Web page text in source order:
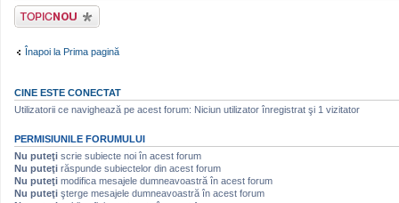
Scrie un subiect
nou
Înapoi la Prima pagină
CINE ESTE CONECTAT
Utilizatorii ce navighează pe acest forum: Niciun utilizator înregistrat şi 1 vizitator
PERMISIUNILE FORUMULUI
Nu puteţi scrie subiecte noi în acest forum
Nu puteţi răspunde subiectelor din acest forum
Nu puteţi modifica mesajele dumneavoastră în acest forum
Nu puteţi şterge mesajele dumneavoastră în acest forum